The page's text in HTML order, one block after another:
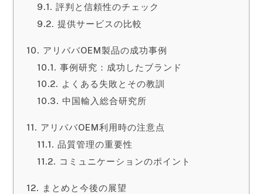
評判と信頼性のチェック
提供サービスの比較
アリババOEM製品の成功事例
事例研究：成功したブランド
よくある失敗とその教訓
中国輸入総合研究所
アリババOEM利用時の注意点
品質管理の重要性
コミュニケーションのポイント
まとめと今後の展望